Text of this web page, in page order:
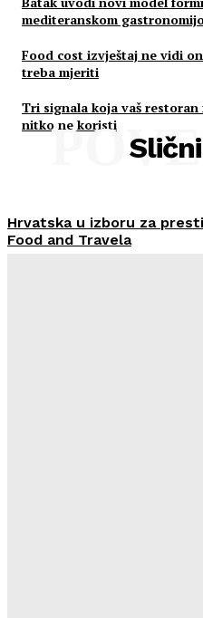
mediteranskom
Food cost izvještaj ne vidi
treba mjeriti
Tri signala koja vaš
nitko ne koristi
Hrvatska u izboru za
Food and Travela